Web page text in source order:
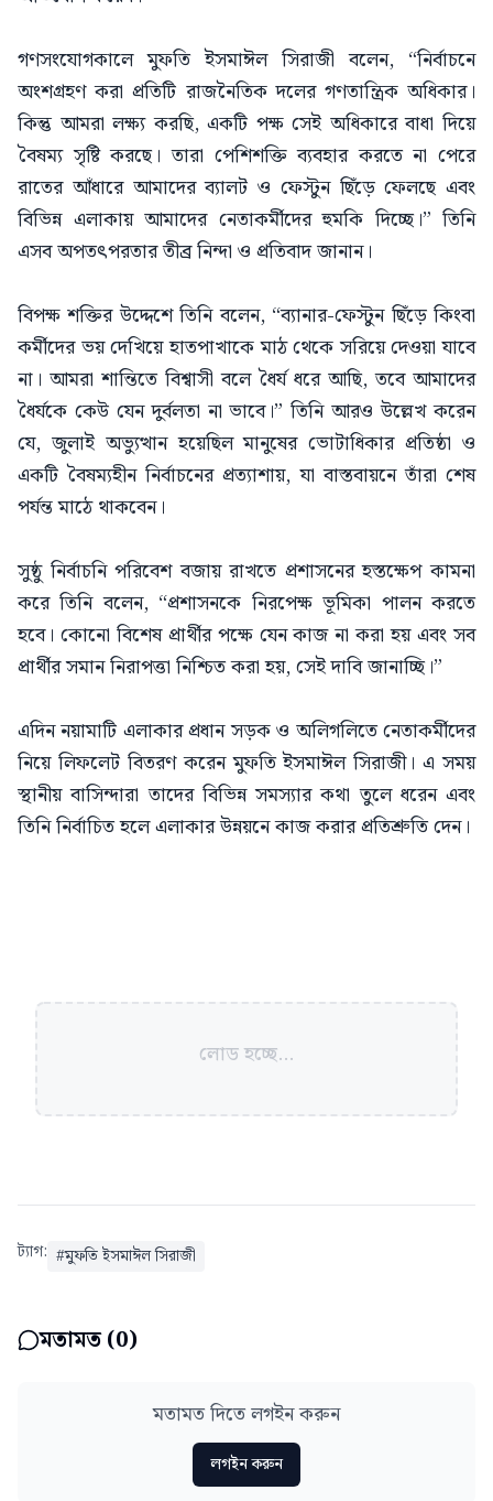
গণসংযোগকালে মুফতি ইসমাঈল সিরাজী বলেন, “নির্বাচনে
অংশগ্রহণ করা প্রতিটি রাজনৈতিক দলের গণতান্ত্রিক অধিকার।
কিন্তু আমরা লক্ষ্য করছি, একটি পক্ষ সেই অধিকারে বাধা দিয়ে
বৈষম্য সৃষ্টি করছে। তারা পেশিশক্তি ব্যবহার করতে না পেরে
রাতের আঁধারে আমাদের ব্যালট ও ফেস্টুন ছিঁড়ে ফেলছে এবং
বিভিন্ন এলাকায় আমাদের নেতাকর্মীদের হুমকি দিচ্ছে।” তিনি
এসব অপতৎপরতার তীব্র নিন্দা ও প্রতিবাদ জানান।
বিপক্ষ শক্তির উদ্দেশে তিনি বলেন, “ব্যানার-ফেস্টুন ছিঁড়ে কিংবা
কর্মীদের ভয় দেখিয়ে হাতপাখাকে মাঠ থেকে সরিয়ে দেওয়া যাবে
না। আমরা শান্তিতে বিশ্বাসী বলে ধৈর্য ধরে আছি, তবে আমাদের
ধৈর্যকে কেউ যেন দুর্বলতা না ভাবে।” তিনি আরও উল্লেখ করেন
যে, জুলাই অভ্যুত্থান হয়েছিল মানুষের ভোটাধিকার প্রতিষ্ঠা ও
একটি বৈষম্যহীন নির্বাচনের প্রত্যাশায়, যা বাস্তবায়নে তাঁরা শেষ
পর্যন্ত মাঠে থাকবেন।
সুষ্ঠু নির্বাচনি পরিবেশ বজায় রাখতে প্রশাসনের হস্তক্ষেপ কামনা
করে তিনি বলেন, “প্রশাসনকে নিরপেক্ষ ভূমিকা পালন করতে
হবে। কোনো বিশেষ প্রার্থীর পক্ষে যেন কাজ না করা হয় এবং সব
প্রার্থীর সমান নিরাপত্তা নিশ্চিত করা হয়, সেই দাবি জানাচ্ছি।”
এদিন নয়ামাটি এলাকার প্রধান সড়ক ও অলিগলিতে নেতাকর্মীদের
নিয়ে লিফলেট বিতরণ করেন মুফতি ইসমাঈল সিরাজী। এ সময়
স্থানীয় বাসিন্দারা তাদের বিভিন্ন সমস্যার কথা তুলে ধরেন এবং
তিনি নির্বাচিত হলে এলাকার উন্নয়নে কাজ করার প্রতিশ্রুতি দেন।
লোড হচ্ছে...
ট্যাগ: #মুফতি ইসমাঈল সিরাজী
মতামত (0)
মতামত দিতে লগইন করুন
লগইন করুন